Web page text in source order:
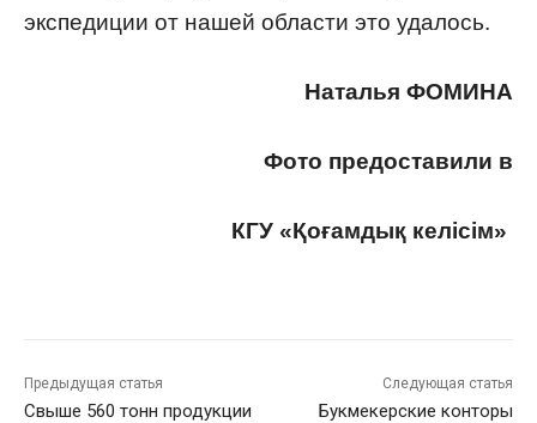
экспедиции от нашей области это удалось.
Наталья ФОМИНА
Фото предоставили в
КГУ «Қоғамдық келісім»
Предыдущая статья
Свыше 560 тонн продукции
Следующая статья
Букмекерские конторы